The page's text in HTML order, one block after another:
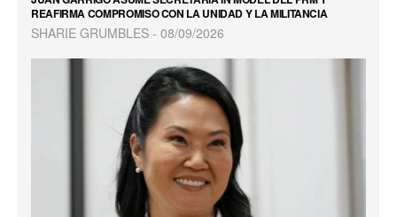
REAFIRMA COMPROMISO CON LA UNIDAD Y LA MILITANCIA
SHARIE GRUMBLES 08/09/2026